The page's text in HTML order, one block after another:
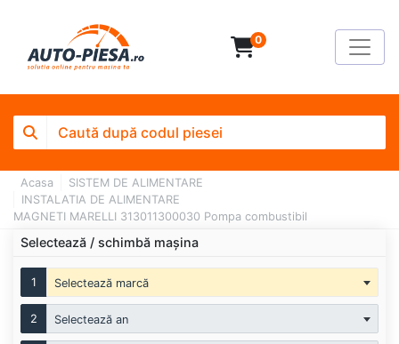
0
Acasa
SISTEM DE ALIMENTARE
INSTALATIA DE ALIMENTARE
MAGNETI MARELLI 313011300030 Pompa combustibil
Selectează / schimbă mașina
1 Selectează marcă
2 Selectează an